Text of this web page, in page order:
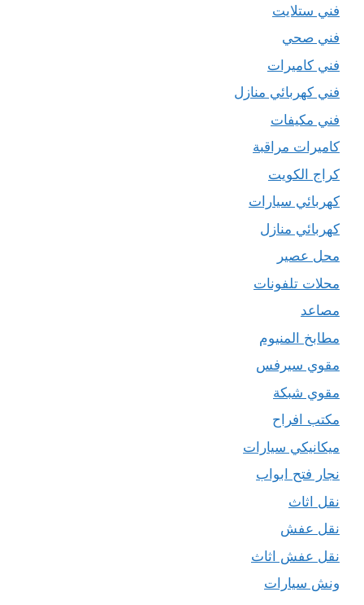
فني ستلايت
فني صحي
فني كاميرات
فني كهربائي منازل
فني مكيفات
كاميرات مراقبة
كراج الكويت
كهربائي سيارات
كهربائي منازل
محل عصير
محلات تلفونات
مصاعد
مطابخ المنيوم
مقوي سيرفس
مقوي شبكة
مكتب افراح
ميكانيكي سيارات
نجار فتح ابواب
نقل اثاث
نقل عفش
نقل عفش اثاث
ونش سيارات